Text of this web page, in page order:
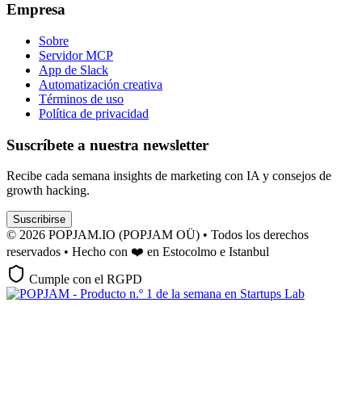
Empresa
Sobre
Servidor MCP
App de Slack
Automatización creativa
Términos de uso
Política de privacidad
Suscríbete a nuestra newsletter
Recibe cada semana insights de marketing con IA y consejos de
growth hacking.
Suscribirse
© 2026 POPJAM.IO (POPJAM OÜ) • Todos los derechos
reservados • Hecho con ❤️ en Estocolmo e Istanbul
Cumple con el RGPD